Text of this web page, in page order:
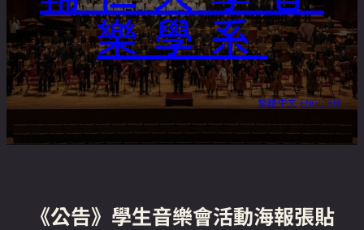
樂學系
繁體中文 ENGLISH
《公告》學生音樂會活動海報張貼